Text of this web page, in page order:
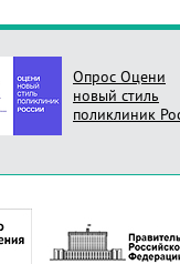
Опрос Оцени
новый стиль
поликлиник